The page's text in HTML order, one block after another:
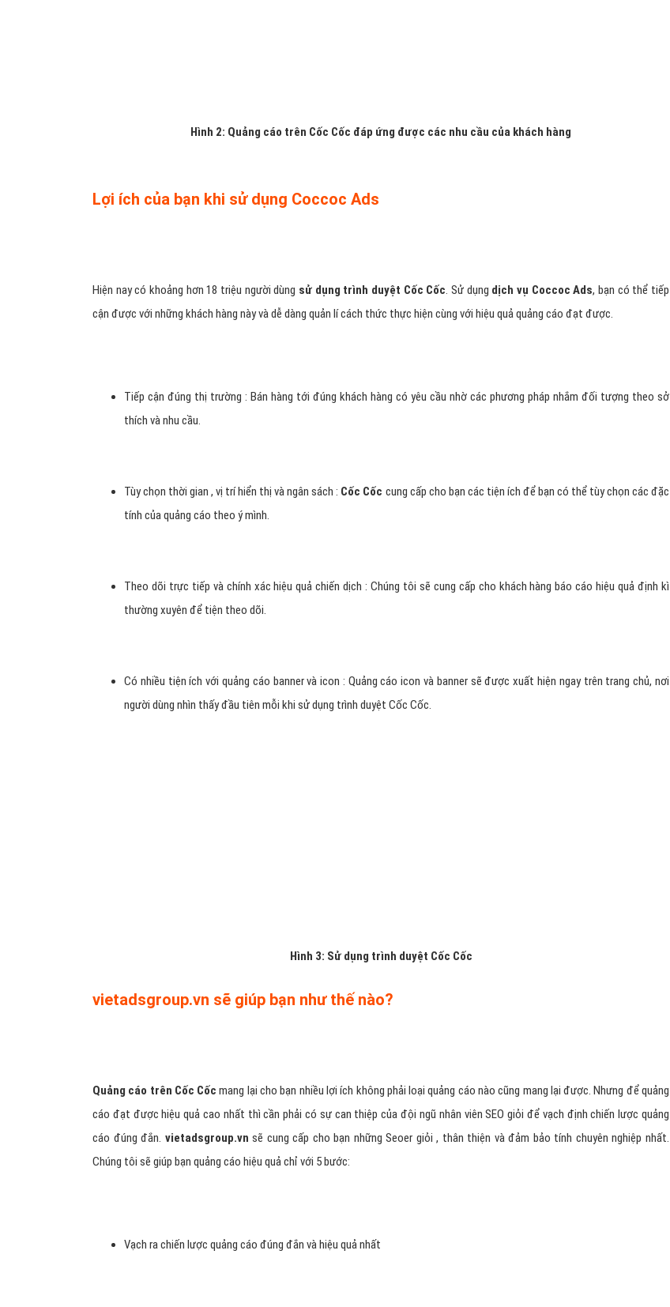
Hình 2: Quảng cáo trên Cốc Cốc đáp ứng được các nhu cầu của khách hàng
Lợi ích của bạn khi sử dụng Coccoc Ads
Hiện nay có khoảng hơn 18 triệu người dùng sử dụng trình duyệt Cốc Cốc. Sử dụng dịch vụ Coccoc Ads, bạn có thể tiếp
cận được với những khách hàng này và dễ dàng quản lí cách thức thực hiện cùng với hiệu quả quảng cáo đạt được.
Tiếp cận đúng thị trường : Bán hàng tới đúng khách hàng có yêu cầu nhờ các phương pháp nhắm đối tượng theo sở
thích và nhu cầu.
Tùy chọn thời gian , vị trí hiển thị và ngân sách : Cốc Cốc cung cấp cho bạn các tiện ích để bạn có thể tùy chọn các đặc
tính của quảng cáo theo ý mình.
Theo dõi trực tiếp và chính xác hiệu quả chiến dịch : Chúng tôi sẽ cung cấp cho khách hàng báo cáo hiệu quả định kì
thường xuyên để tiện theo dõi.
Có nhiều tiện ích với quảng cáo banner và icon : Quảng cáo icon và banner sẽ được xuất hiện ngay trên trang chủ, nơi
người dùng nhìn thấy đầu tiên mỗi khi sử dụng trình duyệt Cốc Cốc.
Hình 3: Sử dụng trình duyệt Cốc Cốc
vietadsgroup.vn sẽ giúp bạn như thế nào?
Quảng cáo trên Cốc Cốc mang lại cho bạn nhiều lợi ích không phải loại quảng cáo nào cũng mang lại được. Nhưng để quảng
cáo đạt được hiệu quả cao nhất thì cần phải có sự can thiệp của đội ngũ nhân viên SEO giỏi để vạch định chiến lược quảng
cáo đúng đắn. vietadsgroup.vn sẽ cung cấp cho bạn những Seoer giỏi , thân thiện và đảm bảo tính chuyên nghiệp nhất.
Chúng tôi sẽ giúp bạn quảng cáo hiệu quả chỉ với 5 bước:
Vạch ra chiến lược quảng cáo đúng đắn và hiệu quả nhất